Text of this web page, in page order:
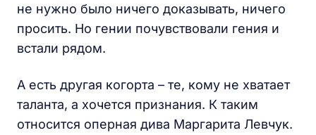
не нужно было ничего доказывать, ничего
просить. Но гении почувствовали гения и
встали рядом.
А есть другая когорта – те, кому не хватает
таланта, а хочется признания. К таким
относится оперная дива Маргарита Левчук.